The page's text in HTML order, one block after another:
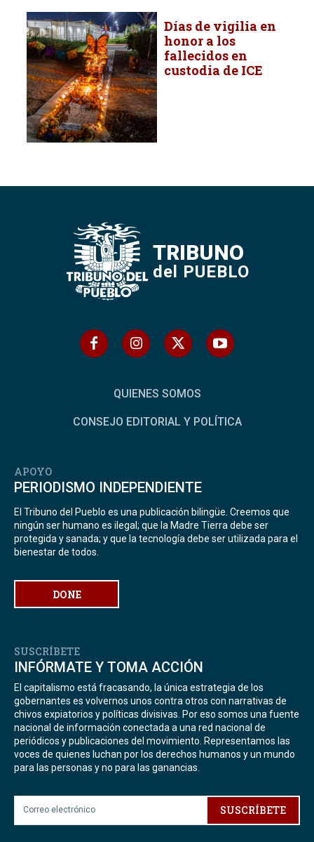
Días de vigilia en
honor a los
fallecidos en
custodia de ICE
TRIBUNO
del PUEBLO
QUIENES SOMOS
CONSEJO EDITORIAL Y POLÍTICA
APOYO
PERIODISMO INDEPENDIENTE
El Tribuno del Pueblo es una publicación bilingüe. Creemos que
ningún ser humano es ilegal; que la Madre Tierra debe ser
protegida y sanada; y que la tecnología debe ser utilizada para el
bienestar de todos.
DONE
SUSCRÍBETE
INFÓRMATE Y TOMA ACCIÓN
El capitalismo está fracasando, la única estrategia de los
gobernantes es volvernos unos contra otros con narrativas de
chivos expiatorios y políticas divisivas. Por eso somos una fuente
nacional de información conectada a una red nacional de
periódicos y publicaciones del movimiento. Representamos las
voces de quienes luchan por los derechos humanos y un mundo
para las personas y no para las ganancias.
SUSCRÍBETE